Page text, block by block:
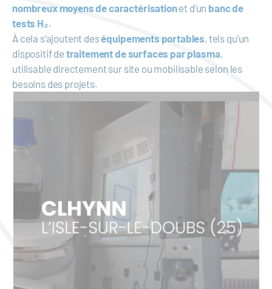
nombreux moyens de caractérisationet d’un banc de
tests H₂.
À cela s’ajoutent deséquipements portables, tels qu’un
dispositif de traitement de surfaces par plasma,
utilisable directement sur site ou mobilisable selon les
besoins des projets.